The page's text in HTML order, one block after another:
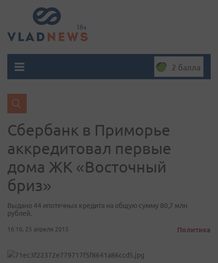
2 балла
Сбербанк в Приморье
аккредитовал первые
дома ЖК «Восточный
бриз»
Выдано 44 ипотечных кредита на общую сумму 80,7 млн
рублей.
16:16, 25 апреля 2015 Политика